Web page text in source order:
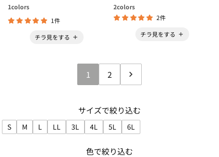
1colors
1件
チラ見をする
2colors
2件
チラ見をする
1 2
サイズで絞り込む
S
サイズで絞り込み: S
M
サイズで絞り込み: M
L
サイズで絞り込み: L
LL
サイズで絞り込み: LL
3L
サイズで絞り込み: 3L
4L
サイズで絞り込み: 4L
5L
サイズで絞り込み: 5L
6L
サイズで絞り込み: 6L
色で絞り込む